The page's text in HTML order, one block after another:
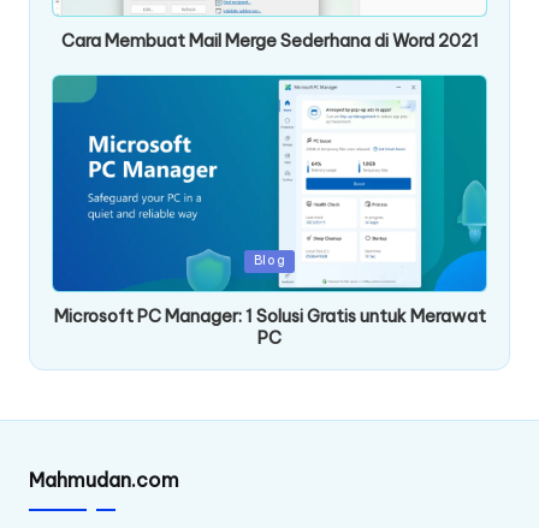
Cara Membuat Mail Merge Sederhana di Word 2021
Blog
Microsoft PC Manager: 1 Solusi Gratis untuk Merawat
PC
Mahmudan.com